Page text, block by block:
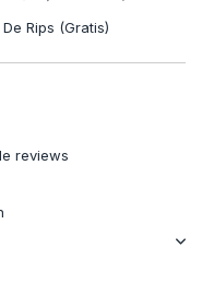
Rips (Gratis)
reviews